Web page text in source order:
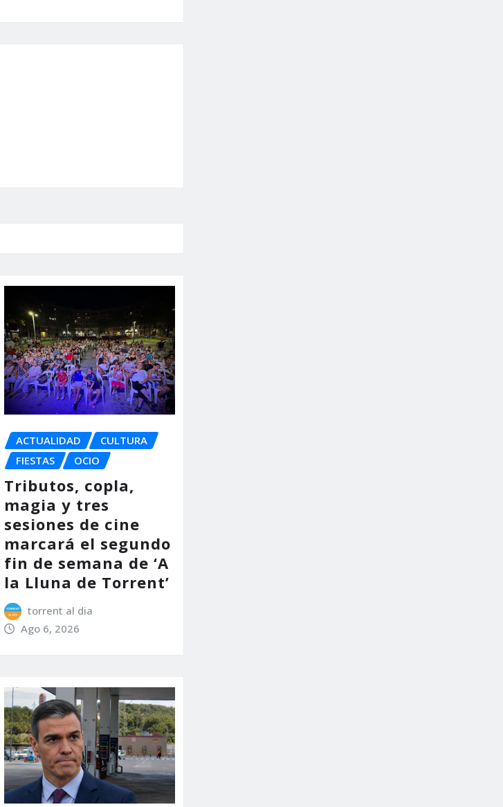
ACTUALIDAD
CULTURA
FIESTAS
OCIO
Tributos, copla,
magia y tres
sesiones de cine
marcará el segundo
fin de semana de ‘A
la Lluna de Torrent’
torrent al dia
Ago 6, 2026